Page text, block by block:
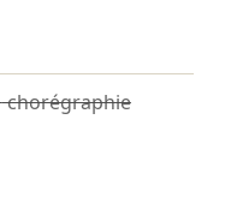
chorégraphie